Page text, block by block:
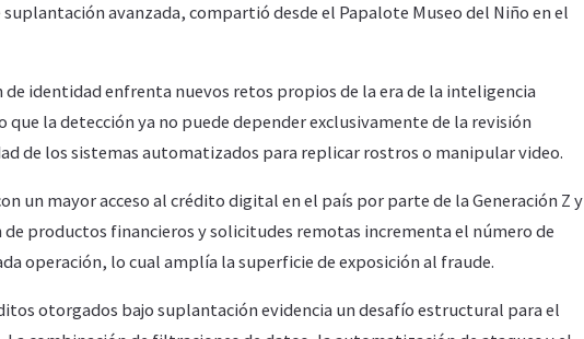
avanzada, compartió desde el Papalote Museo del Niño en el
de identidad enfrenta nuevos retos propios de la era de la inteligencia
la detección ya no puede depender exclusivamente de la revisión
de los sistemas automatizados para replicar rostros o manipular video.
un mayor acceso al crédito digital en el país por parte de la Generación Z y
de productos financieros y solicitudes remotas incrementa el número de
operación, lo cual amplía la superficie de exposición al fraude.
otorgados bajo suplantación evidencia un desafío estructural para el